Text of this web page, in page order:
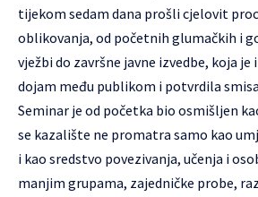
tijekom sedam dana prošli cjelovit
oblikovanja, od početnih glumačkih i
vježbi do završne javne izvedbe, koja je
dojam među publikom i potvrdila
Seminar je od početka bio osmišljen
se kazalište ne promatra samo kao
i kao sredstvo povezivanja, učenja i
manjim grupama, zajedničke probe,